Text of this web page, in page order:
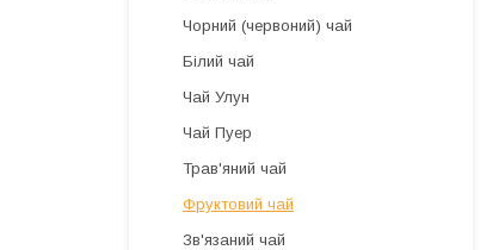
Чорний (червоний) чай
Білий чай
Чай Улун
Чай Пуер
Трав'яний чай
Фруктовий чай
Зв'язаний чай